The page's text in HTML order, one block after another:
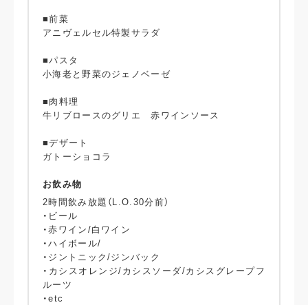
■前菜
アニヴェルセル特製サラダ
■パスタ
小海老と野菜のジェノベーゼ
■肉料理
牛リブロースのグリエ 赤ワインソース
■デザート
ガトーショコラ
お飲み物
2時間飲み放題（L.O.30分前）
・ビール
・赤ワイン/白ワイン
・ハイボール/
・ジントニック/ジンバック
・カシスオレンジ/カシスソーダ/カシスグレープフ
ルーツ
・etc